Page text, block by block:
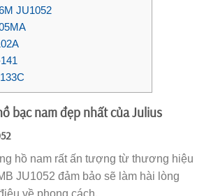
JU1052
bạc nam đẹp nhất của Julius
hồ nam rất ấn tượng từ thương hiệu
JU1052 đảm bảo sẽ làm hài lòng